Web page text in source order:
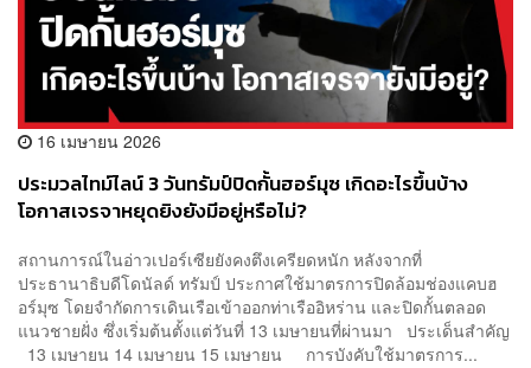
16 เมษายน 2026
ประมวลไทม์ไลน์ 3 วันทรัมป์ปิดกั้นฮอร์มุซ เกิดอะไรขึ้นบ้าง
โอกาสเจรจาหยุดยิงยังมีอยู่หรือไม่?
สถานการณ์ในอ่าวเปอร์เซียยังคงตึงเครียดหนัก หลังจากที่
ประธานาธิบดีโดนัลด์ ทรัมป์ ประกาศใช้มาตรการปิดล้อมช่องแคบฮ
อร์มุซ โดยจำกัดการเดินเรือเข้าออกท่าเรืออิหร่าน และปิดกั้นตลอด
แนวชายฝั่ง ซึ่งเริ่มต้นตั้งแต่วันที่ 13 เมษายนที่ผ่านมา ประเด็นสำคัญ
13 เมษายน 14 เมษายน 15 เมษายน การบังคับใช้มาตรการ...